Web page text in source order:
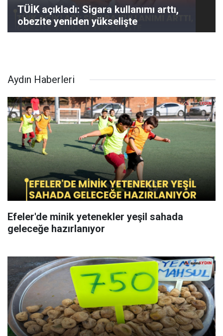
TÜİK açıkladı: Sigara kullanımı arttı,
obezite yeniden yükselişte
Aydın Haberleri
Efeler'de minik yetenekler yeşil sahada
geleceğe hazırlanıyor